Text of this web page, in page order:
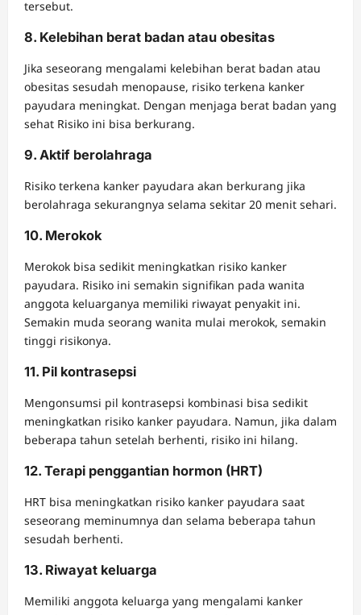
tersebut.
8. Kelebihan berat badan atau obesitas
Jika seseorang mengalami kelebihan berat badan atau
obesitas sesudah menopause, risiko terkena kanker
payudara meningkat. Dengan menjaga berat badan yang
sehat Risiko ini bisa berkurang.
9. Aktif berolahraga
Risiko terkena kanker payudara akan berkurang jika
berolahraga sekurangnya selama sekitar 20 menit sehari.
10. Merokok
Merokok bisa sedikit meningkatkan risiko kanker
payudara. Risiko ini semakin signifikan pada wanita
anggota keluarganya memiliki riwayat penyakit ini.
Semakin muda seorang wanita mulai merokok, semakin
tinggi risikonya.
11. Pil kontrasepsi
Mengonsumsi pil kontrasepsi kombinasi bisa sedikit
meningkatkan risiko kanker payudara. Namun, jika dalam
beberapa tahun setelah berhenti, risiko ini hilang.
12. Terapi penggantian hormon (HRT)
HRT bisa meningkatkan risiko kanker payudara saat
seseorang meminumnya dan selama beberapa tahun
sesudah berhenti.
13. Riwayat keluarga
Memiliki anggota keluarga yang mengalami kanker